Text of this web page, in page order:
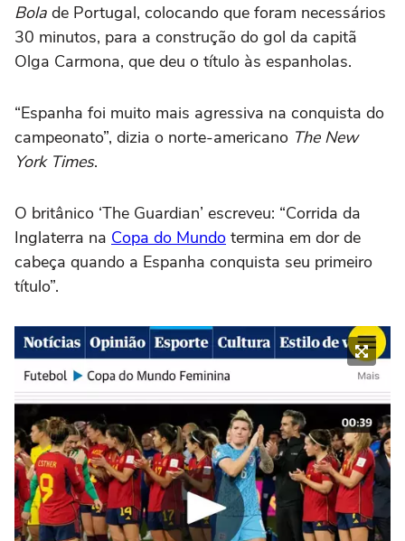
Bola de Portugal, colocando que foram necessários
30 minutos, para a construção do gol da capitã
Olga Carmona, que deu o título às espanholas.
“Espanha foi muito mais agressiva na conquista do
campeonato”, dizia o norte-americano The New
York Times.
O britânico ‘The Guardian’ escreveu: “Corrida da
Inglaterra na Copa do Mundo termina em dor de
cabeça quando a Espanha conquista seu primeiro
título”.